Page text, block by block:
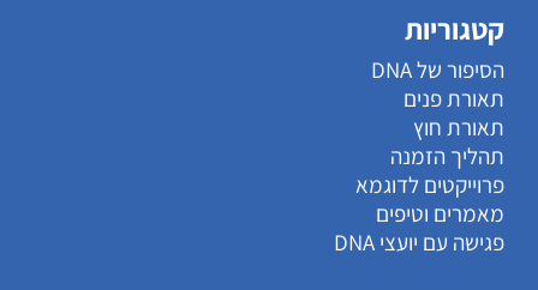
קטגוריות
הסיפור של DNA
תאורת פנים
תאורת חוץ
תהליך הזמנה
פרוייקטים לדוגמא
מאמרים וטיפים
פגישה עם יועצי DNA